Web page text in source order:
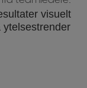
visuelt
ytelsestrender